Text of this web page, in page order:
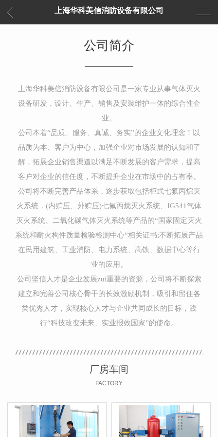
上海华科美信消防设备有限公司
公司简介
上海华科美信消防设备有限公司是一家专业从事气体灭火
设备研发，设计、生产、销售及安装维护一体的综合性企
业。
公司本着“品质、服务、真诚、务实”的企业文化理念！以
品质为本、客户为中心，加强企业对市场发展的认知和了
解，拓展企业销售渠道以满足不断发展的客户需求，提高
客户对企业的信任度，不断提升企业在市场中的占有率。
公司将不断完善产品体系，逐步获取包括柜式七氟丙烷灭
火系统，(内贮压、外贮压)七氟丙烷灭火系统、IG541气体
灭火系统、二氧化碳气体灭火系统等产品的“国家固定灭火
系统和耐火构件质量检验检测中心”相关证书;不断拓展产品
在民用建筑、工业消防、电力系统、高铁、数据中心等行
业的应用。
公司坚信人才是企业发展zui重要的资源，公司将不断探索
建立和完善公司核心骨干的长效激励机制，吸引和留住各
类优秀人才，实现核心人才与企业共同成长的目标，践
行“科技改变未来、实业报效国家”的使命。
厂房车间
FACTORY